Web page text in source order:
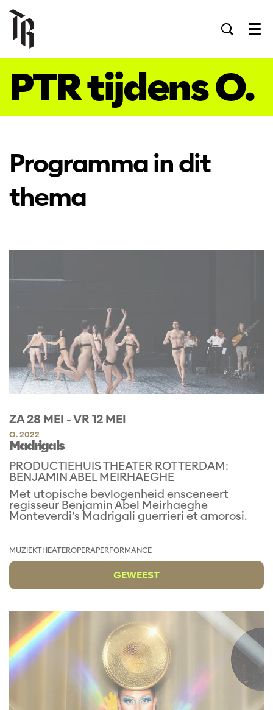
PTR tijdens O.
Programma in dit
thema
Madrigals
PRODUCTIEHUIS THEATER ROTTERDAM:
BENJAMIN ABEL MEIRHAEGHE
O. 2022
ZA 28 MEI -VR 12 MEI
Met utopische bevlogenheid ensceneert
regisseur Benjamin Abel Meirhaeghe
Monteverdi’s Madrigali guerrieri et amorosi.
MUZIEKTHEATEROPERAPERFORMANCE
GEWEEST